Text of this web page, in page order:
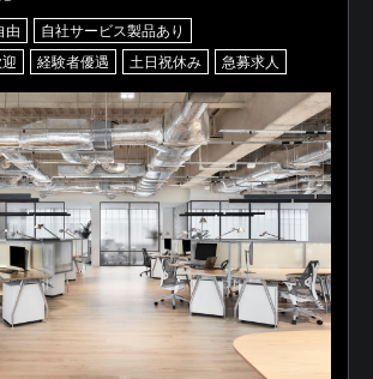
由
自社サービス製品あり
経験者優遇 土日祝休み 急募求人